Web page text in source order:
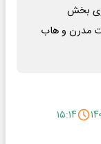
بخش
مدرن و هاب
۱۵:۱۴